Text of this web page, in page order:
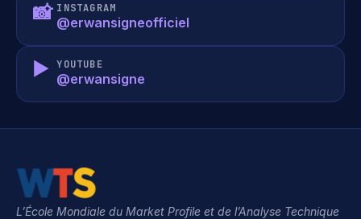
📸 INSTAGRAM
@erwansigneofficiel
▶️ YOUTUBE
@erwansigne
L’École Mondiale du Market Profile et de l’Analyse Technique